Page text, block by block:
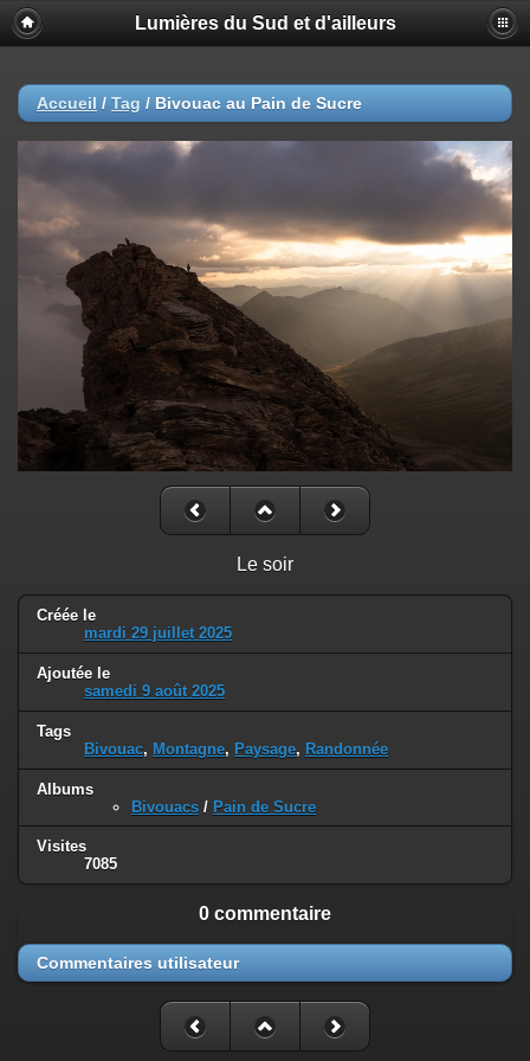
Lumières du Sud et d'ailleurs
Accueil / Tag / Bivouac au Pain de Sucre
Le soir
Créée le
mardi 29 juillet 2025
Ajoutée le
samedi 9 août 2025
Tags
Bivouac, Montagne, Paysage, Randonnée
Albums
Bivouacs / Pain de Sucre
Visites
7085
0 commentaire
Commentaires utilisateur